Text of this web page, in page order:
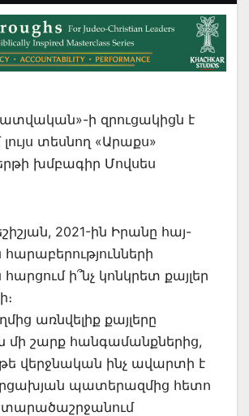
ի զրուցակիցն է
տեսնող «Արաքս»
խմբագիր Մովսես
2021-ին Իրանը հայ-
ի՞նչ կոնկրետ քայլեր
առնվելիք քայլերը
մի շարք հանգամանքներից,
թե վերջնական ինչ ավարտի է
պատերազմից հետո